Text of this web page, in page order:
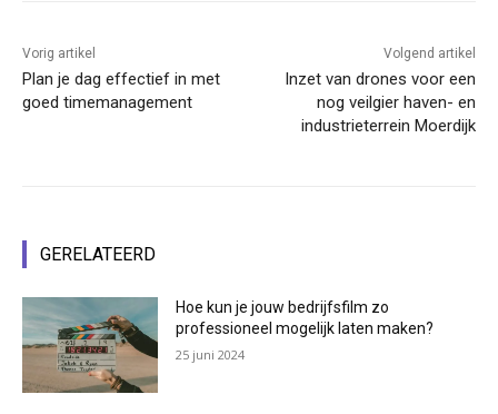
Vorig artikel
Plan je dag effectief in met
goed timemanagement
Volgend artikel
Inzet van drones voor een
nog veilgier haven- en
industrieterrein Moerdijk
GERELATEERD
Hoe kun je jouw bedrijfsfilm zo
professioneel mogelijk laten maken?
25 juni 2024